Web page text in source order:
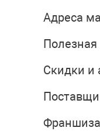
Адреса
Скидки и
Франшиза